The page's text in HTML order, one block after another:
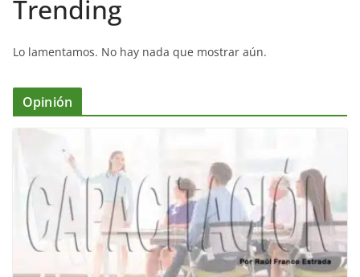
Trending
Lo lamentamos. No hay nada que mostrar aún.
Opinión